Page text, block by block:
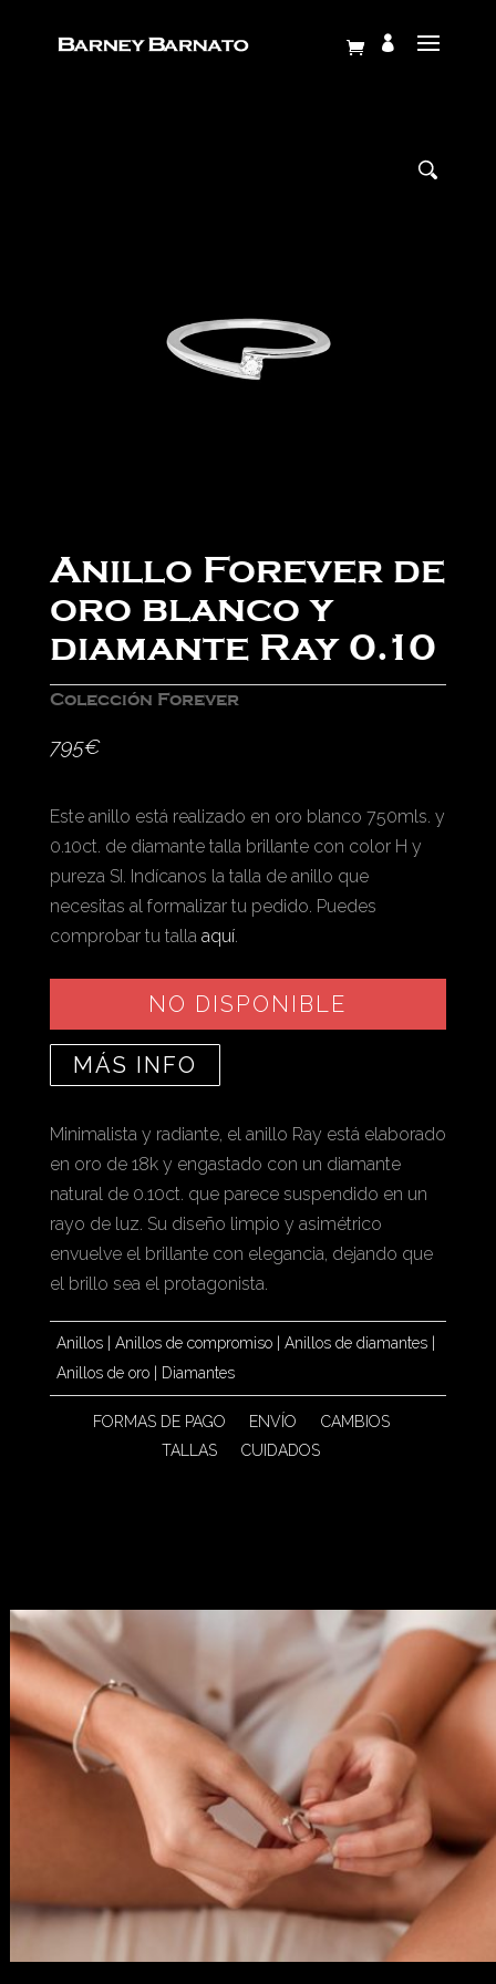
Anillo Forever de
oro blanco y
diamante Ray 0.10
Colección Forever
795€
Este anillo está realizado en oro blanco 750mls. y
0.10ct. de diamante talla brillante con color H y
pureza SI. Indícanos la talla de anillo que
necesitas al formalizar tu pedido. Puedes
comprobar tu talla aquí.
NO DISPONIBLE
MÁS INFO
Minimalista y radiante, el anillo Ray está elaborado
en oro de 18k y engastado con un diamante
natural de 0.10ct. que parece suspendido en un
rayo de luz. Su diseño limpio y asimétrico
envuelve el brillante con elegancia, dejando que
el brillo sea el protagonista.
Anillos| Anillos de compromiso| Anillos de diamantes|
Anillos de oro| Diamantes
FORMAS DE PAGO ENVÍO
CAMBIOS
TALLAS
CUIDADOS